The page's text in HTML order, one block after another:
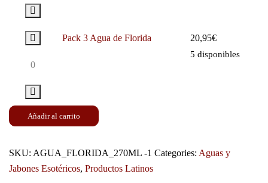
Pack 3 Agua de Florida 20,95€
5 disponibles
Añadir al carrito
SKU: AGUA_FLORIDA_270ML -1 Categories: Aguas y
Jabones Esotéricos, Productos Latinos